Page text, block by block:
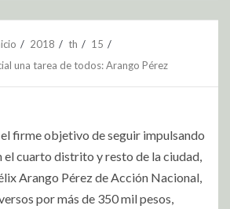
2018 th
15
una tarea de todos: Arango Pérez
firme objetivo de seguir impulsando
el cuarto distrito y resto de la ciudad,
Arango Pérez de Acción Nacional,
por más de 350 mil pesos,